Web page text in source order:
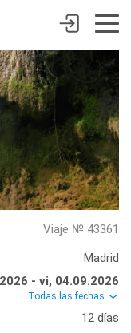
Viaje № 43361
Madrid
- vi, 04.09.2026
Todas las fechas
12 días